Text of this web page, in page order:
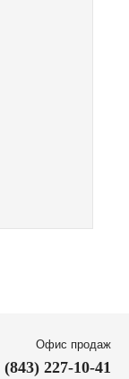
Офис продаж
(843) 227-10-41